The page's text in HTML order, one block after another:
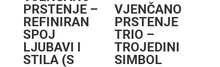
PRSTENJE –
REFINIRAN
SPOJ
LJUBAVI I
STILA (S
VJENČANO
PRSTENJE
TRIO –
TROJEDINI
SIMBOL